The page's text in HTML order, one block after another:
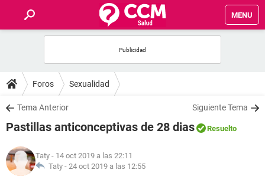
MENU
FOROS
SALUD
NUTRICIÓN
Foros Sexualidad
Tema Anterior Siguiente Tema
Pastillas anticonceptivas de 28 dias Resuelto
Taty - 14 oct 2019 a las 22:11
Taty - 24 oct 2019 a las 12:55